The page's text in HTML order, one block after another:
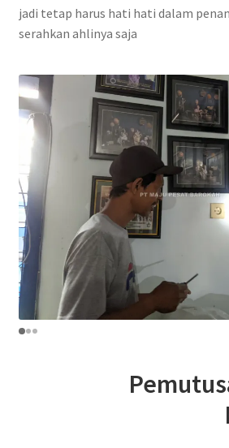
jadi tetap harus hati hati dalam
serahkan ahlinya saja